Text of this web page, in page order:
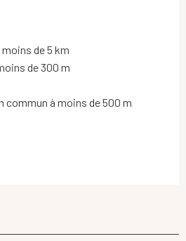
de 5 km
de 300 m
commun à moins de 500 m